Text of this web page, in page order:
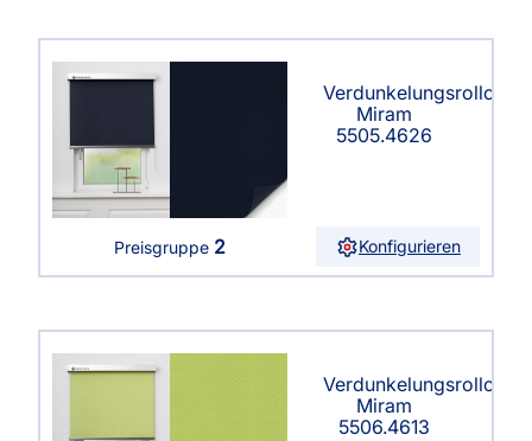
Verdunkelungsrollo
Miram
5505.4626
Preisgruppe 2 Konfigurieren
Verdunkelungsrollo
Miram
5506.4613